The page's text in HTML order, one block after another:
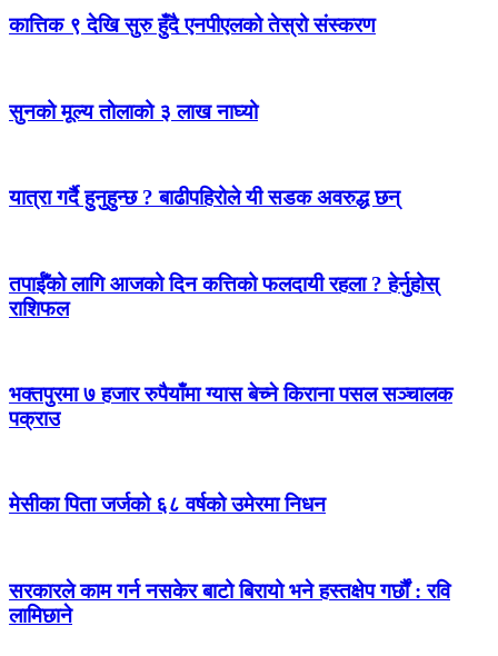
कात्तिक ९ देखि सुरु हुँदै एनपीएलको तेस्रो संस्करण
सुनको मूल्य तोलाको ३ लाख नाघ्यो
यात्रा गर्दै हुनुहुन्छ ? बाढीपहिरोले यी सडक अवरुद्ध छन्
तपाईँको लागि आजको दिन कत्तिको फलदायी रहला ? हेर्नुहोस्
राशिफल
भक्तपुरमा ७ हजार रुपैयाँमा ग्यास बेच्ने किराना पसल सञ्चालक
पक्राउ
मेसीका पिता जर्जको ६८ वर्षको उमेरमा निधन
सरकारले काम गर्न नसकेर बाटो बिरायो भने हस्तक्षेप गर्छौं : रवि
लामिछाने